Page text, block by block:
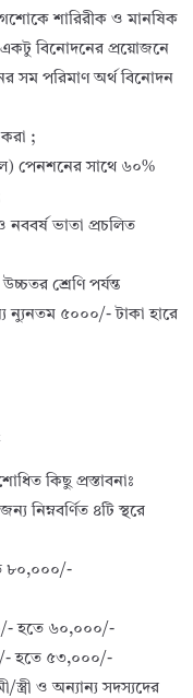
শারিরীক ও মানষিক
একটু বিনোদনের প্রয়োজনে
সম পরিমাণ অর্থ বিনোদন
;
পেনশনের সাথে ৬০%
নববর্ষ ভাতা প্রচলিত
শ্রেণি পর্যন্ত
ন্যুনতম ৫০০০/- টাকা হারে
কিছু প্রস্তাবনাঃ
নিম্নবর্ণিত ৪টি স্থরে
৮০,০০০/-
হতে ৬০,০০০/-
হতে ৫৩,০০০/-
স্ত্রী ও অন্যান্য সদস্যদের